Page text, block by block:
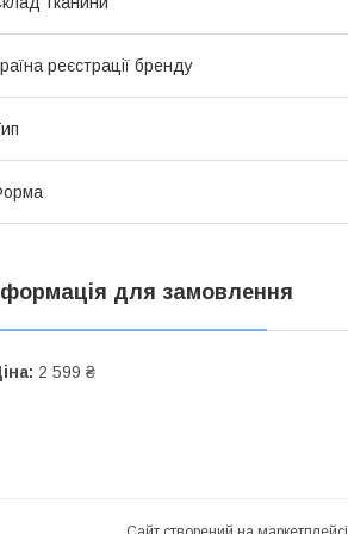
реєстрації бренду
для замовлення
2 599 ₴